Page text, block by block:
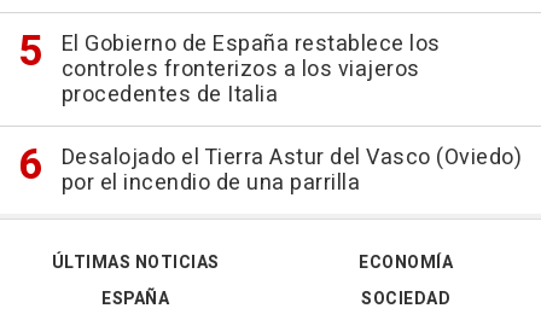
El Gobierno de España restablece los
controles fronterizos a los viajeros
procedentes de Italia
Desalojado el Tierra Astur del Vasco (Oviedo)
por el incendio de una parrilla
ÚLTIMAS NOTICIAS
ESPAÑA
ECONOMÍA
SOCIEDAD